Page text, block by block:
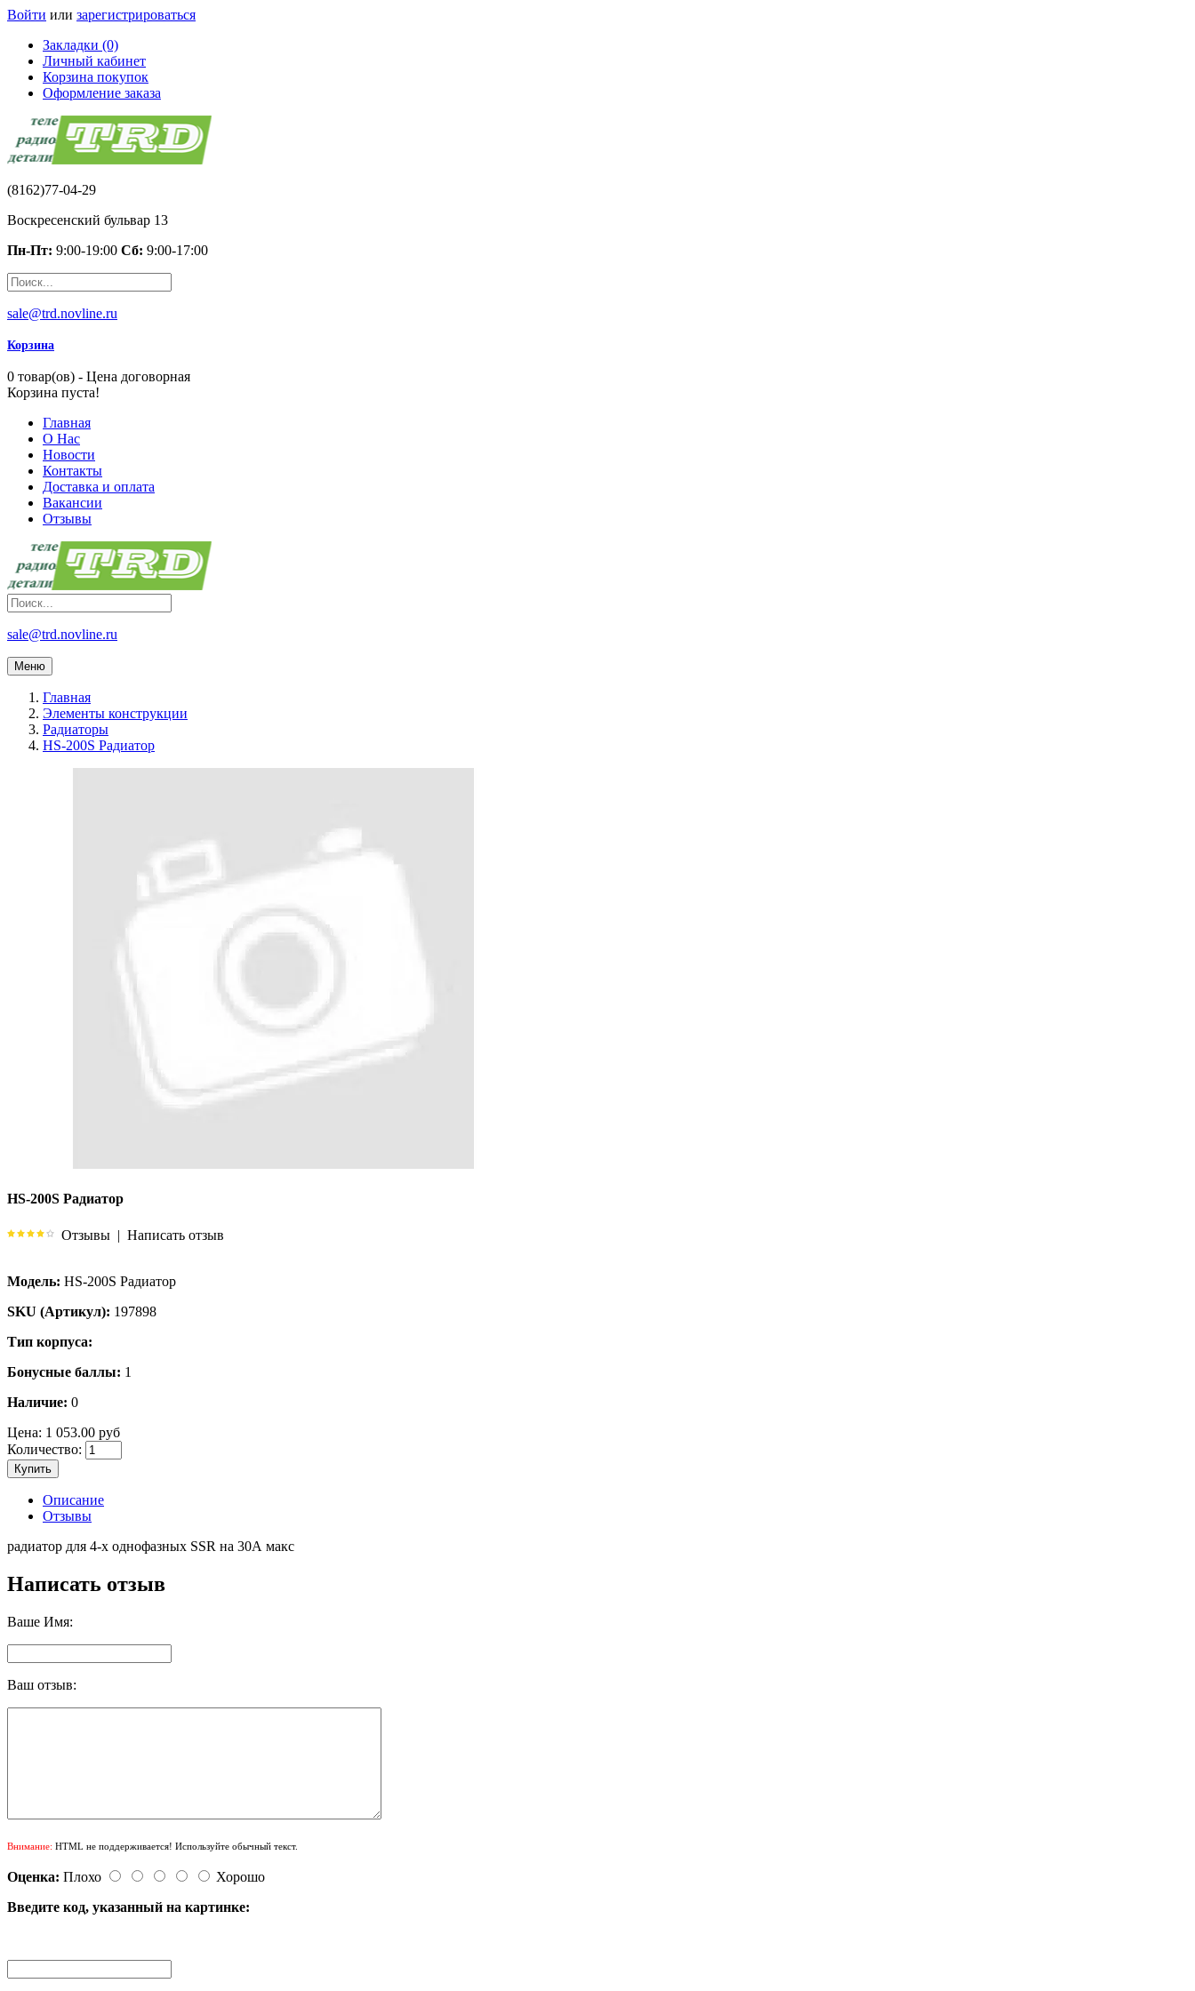
Войти или зарегистрироваться
Закладки (0)
Личный кабинет
Корзина покупок
Оформление заказа
(8162)77-04-29
Воскресенский бульвар 13
Пн-Пт: 9:00-19:00 Сб: 9:00-17:00
sale@trd.novline.ru
Корзина
0 товар(ов) - Цена договорная
Корзина пуста!
Главная
О Нас
Новости
Контакты
Доставка и оплата
Вакансии
Отзывы
sale@trd.novline.ru
Меню
Главная
Элементы конструкции
Радиаторы
HS-200S Радиатор
HS-200S Радиатор
Отзывы | Написать отзыв
Модель: HS-200S Радиатор
SKU (Артикул): 197898
Тип корпуса:
Бонусные баллы: 1
Наличие: 0
Цена: 1 053.00 руб
Количество:
Купить
Описание
Отзывы
радиатор для 4-х однофазных SSR на 30А макс
Написать отзыв
Ваше Имя:
Ваш отзыв:
Внимание: HTML не поддерживается! Используйте обычный текст.
Оценка: Плохо
Хорошо
Введите код, указанный на картинке: